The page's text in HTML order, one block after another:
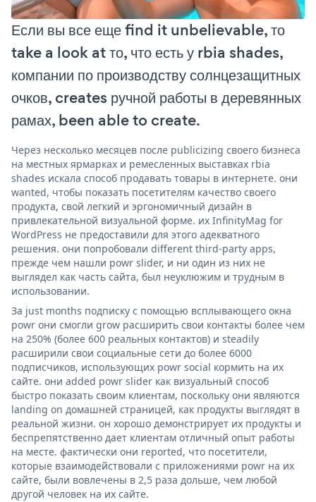
Если вы все еще find it unbelievable, то
take a look at то, что есть у rbia shades,
компании по производству солнцезащитных
очков, creates ручной работы в деревянных
рамах, been able to create.
Через несколько месяцев после publicizing своего бизнеса
на местных ярмарках и ремесленных выставках rbia
shades искала способ продавать товары в интернете. они
wanted, чтобы показать посетителям качество своего
продукта, свой легкий и эргономичный дизайн в
привлекательной визуальной форме. их InfinityMag for
WordPress не предоставили для этого адекватного
решения. они попробовали different third-party apps,
прежде чем нашли powr slider, и ни один из них не
выглядел как часть сайта, был неуклюжим и трудным в
использовании.
За just months подписку с помощью всплывающего окна
powr они смогли grow расширить свои контакты более чем
на 250% (более 600 реальных контактов) и steadily
расширили свои социальные сети до более 6000
подписчиков, использующих powr social кормить на их
сайте. они added powr slider как визуальный способ
быстро показать своим клиентам, поскольку они являются
landing on домашней страницей, как продукты выглядят в
реальной жизни. он хорошо демонстрирует их продукты и
беспрепятственно дает клиентам отличный опыт работы
на месте. фактически они reported, что посетители,
которые взаимодействовали с приложениями powr на их
сайте, были вовлечены в 2,5 раза дольше, чем любой
другой человек на их сайте.